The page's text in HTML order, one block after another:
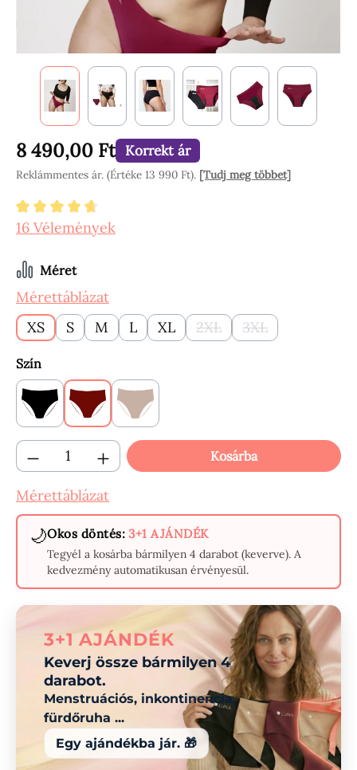
8 490,00 Ft Korrekt ár
Reklámmentes ár. (Értéke 13 990 Ft). [Tudj meg többet]
Átlagos értékelés 4.84 a 5 csillagból
16 Vélemények
Válasszon
Méret
Mérettáblázat
XS
S M L XL 2XL
(Ez az opció jelenleg
3XL
(Ez az opció
Válasszon
Szín
Black Claret Beige
Termékmennyiség: Adja meg a kívánt
Kosárba
Mérettáblázat
🌙Okos döntés: 3+1 AJÁNDÉK
Tegyél a kosárba bármilyen 4 darabot (keverve). A
kedvezmény automatikusan érvényesül.
3+1 AJÁNDÉK
Keverj össze bármilyen 4
darabot.
Menstruációs, inkontinencia,
fürdőruha ...
Egy ajándékba jár. 🎁